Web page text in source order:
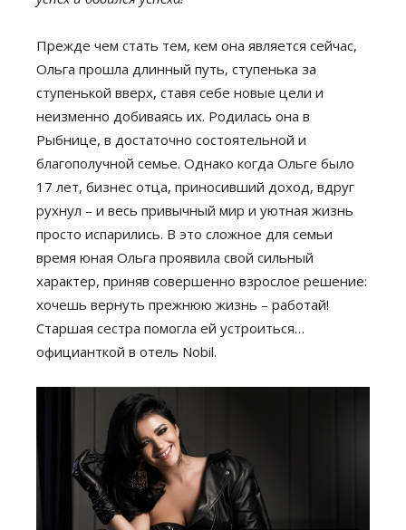
Прежде чем стать тем, кем она является сейчас,
Ольга прошла длинный путь, ступенька за
ступенькой вверх, ставя себе новые цели и
неизменно добиваясь их. Родилась она в
Рыбнице, в достаточно состоятельной и
благополучной семье. Однако когда Ольге было
17 лет, бизнес отца, приносивший доход, вдруг
рухнул – и весь привычный мир и уютная жизнь
просто испарились. В это сложное для семьи
время юная Ольга проявила свой сильный
характер, приняв совершенно взрослое решение:
хочешь вернуть прежнюю жизнь – работай!
Старшая сестра помогла ей устроиться…
официанткой в отель Nobil.